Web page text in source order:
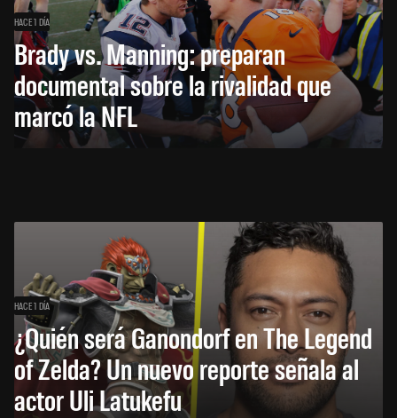
HACE 1 DÍA
Brady vs. Manning: preparan
documental sobre la rivalidad que
marcó la NFL
HACE 1 DÍA
¿Quién será Ganondorf en The Legend
of Zelda? Un nuevo reporte señala al
actor Uli Latukefu